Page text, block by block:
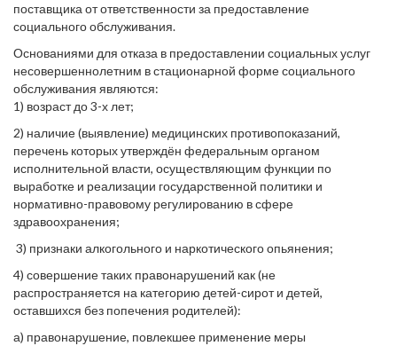
поставщика от ответственности за предоставление
социального обслуживания.
Основаниями для отказа в предоставлении социальных услуг
несовершеннолетним в стационарной форме социального
обслуживания являются:
1) возраст до 3-х лет;
2) наличие (выявление) медицинских противопоказаний,
перечень которых утверждён федеральным органом
исполнительной власти, осуществляющим функции по
выработке и реализации государственной политики и
нормативно-правовому регулированию в сфере
здравоохранения;
3) признаки алкогольного и наркотического опьянения;
4) совершение таких правонарушений как (не
распространяется на категорию детей-сирот и детей,
оставшихся без попечения родителей):
а) правонарушение, повлекшее применение меры